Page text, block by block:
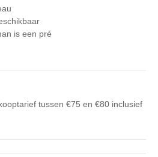
is een pré
tussen €75 en €80 inclusief